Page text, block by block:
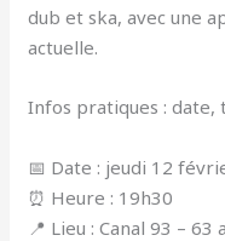
dub et ska, avec une
actuelle.
Infos pratiques : date,
📅 Date : jeudi 12
⏰ Heure : 19h30
📍 Lieu : Canal 93 – 63